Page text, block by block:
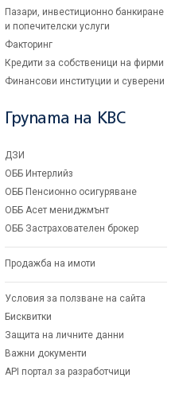
Пазари, инвестиционно банкиране
и попечителски услуги
Факторинг
Кредити за собственици на фирми
Финансови институции и суверени
Групата на KBC
ДЗИ
ОББ Интерлийз
ОББ Пенсионно осигуряване
ОББ Асет мениджмънт
ОББ Застрахователен брокер
Продажба на имоти
Условия за ползване на сайта
Бисквитки
Защита на личните данни
Важни документи
API портал за разработчици